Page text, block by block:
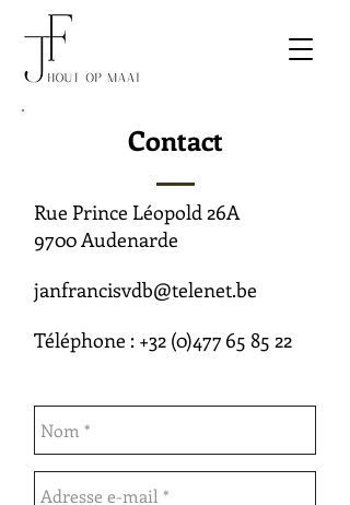
Contact
Rue Prince Léopold 26A
9700 Audenarde
janfrancisvdb@telenet.be
Téléphone : +32 (0)477 65 85 22